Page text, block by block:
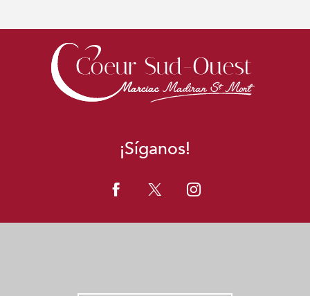
¡Síganos!